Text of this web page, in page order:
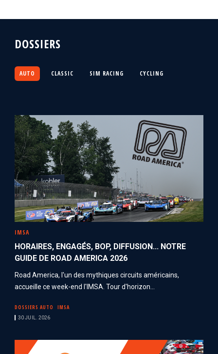
DOSSIERS
AUTO CLASSIC SIM RACING CYCLING
IMSA
HORAIRES, ENGAGÉS, BOP, DIFFUSION... NOTRE
GUIDE DE ROAD AMERICA 2026
Road America, l'un des mythiques circuits américains,
accueille ce week-end l'IMSA. Tour d'horizon...
DOSSIERS AUTO IMSA
30 JUIL. 2026